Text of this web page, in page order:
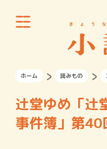
ホーム 読みもの
辻堂ゆめ「辻
事件簿」第40